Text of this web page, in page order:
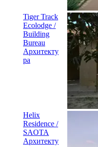
Tiger Track
Ecolodge /
Building
Bureau
Архитекту
ра
Helix
Residence /
SAOTA
Архитекту